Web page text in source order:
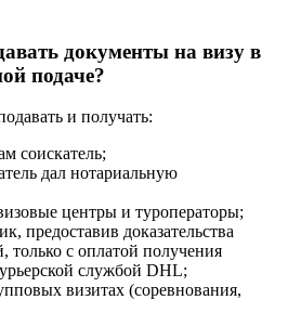
документы на визу в
подаче?
и получать:
соискатель;
дал нотариальную
центры и туроператоры;
предоставив доказательства
только с оплатой получения
службой DHL;
визитах (соревнования,